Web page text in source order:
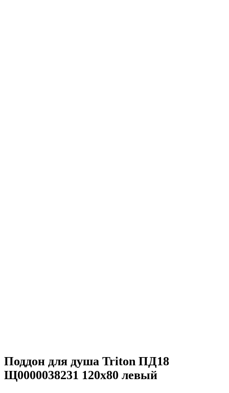
Поддон для душа Triton ПД18
Щ0000038231 120х80 левый